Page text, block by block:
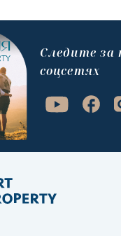
Cледите за
соцсетях